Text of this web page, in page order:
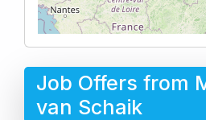
Job Offers from
van Schaik